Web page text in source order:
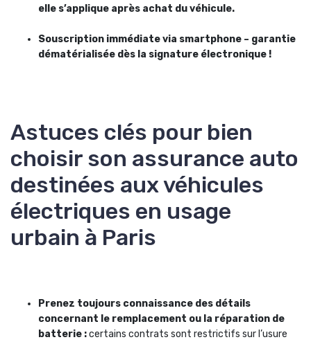
elle s’applique après achat du véhicule.
Souscription immédiate via smartphone – garantie
dématérialisée dès la signature électronique !
Astuces clés pour bien
choisir son assurance auto
destinées aux véhicules
électriques en usage
urbain à Paris
Prenez toujours connaissance des détails
concernant le remplacement ou la réparation de
batterie :certains contrats sont restrictifs sur l’usure